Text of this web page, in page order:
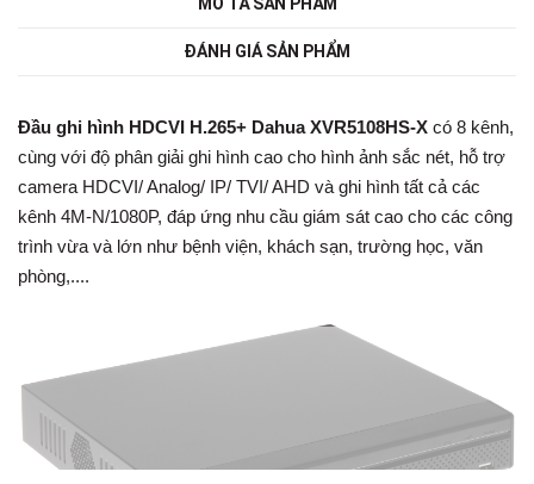
ĐÁNH GIÁ SẢN PHẨM
Đầu ghi hình HDCVI H.265+ Dahua XVR5108HS-X có 8 kênh,
cùng với độ phân giải ghi hình cao cho hình ảnh sắc nét, hỗ trợ
camera HDCVI/ Analog/ IP/ TVI/ AHD và ghi hình tất cả các
kênh 4M-N/1080P, đáp ứng nhu cầu giám sát cao cho các công
trình vừa và lớn như bệnh viện, khách sạn, trường học, văn
phòng,....